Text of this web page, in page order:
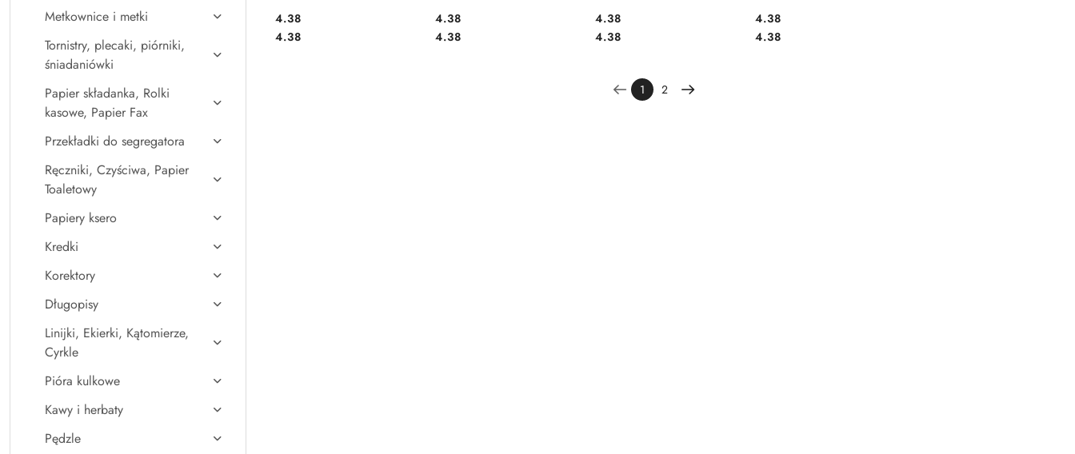
Metkownice i metki
Tornistry, plecaki, piórniki,
śniadaniówki
Papier składanka, Rolki
kasowe, Papier Fax
Przekładki do segregatora
Ręczniki, Czyściwa, Papier
Toaletowy
Papiery ksero
Kredki
Korektory
Długopisy
Linijki, Ekierki, Kątomierze,
Cyrkle
Pióra kulkowe
Kawy i herbaty
Pędzle
Cena:
4.38
Cena:
4.38
Cena:
4.38
Cena:
4.38
Cena:
4.38
Cena:
4.38
Cena:
4.38
Cena:
4.38
1 2